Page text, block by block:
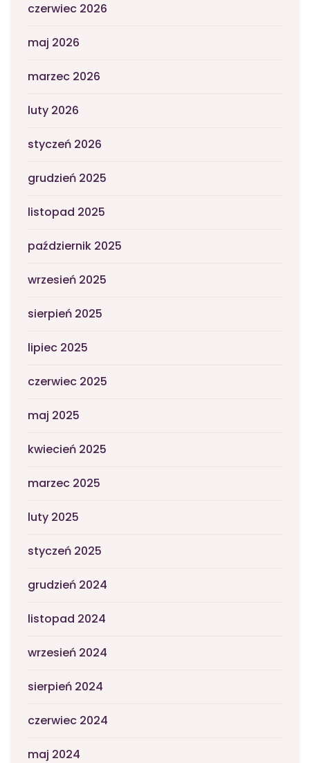
czerwiec 2026
maj 2026
marzec 2026
luty 2026
styczeń 2026
grudzień 2025
listopad 2025
październik 2025
wrzesień 2025
sierpień 2025
lipiec 2025
czerwiec 2025
maj 2025
kwiecień 2025
marzec 2025
luty 2025
styczeń 2025
grudzień 2024
listopad 2024
wrzesień 2024
sierpień 2024
czerwiec 2024
maj 2024